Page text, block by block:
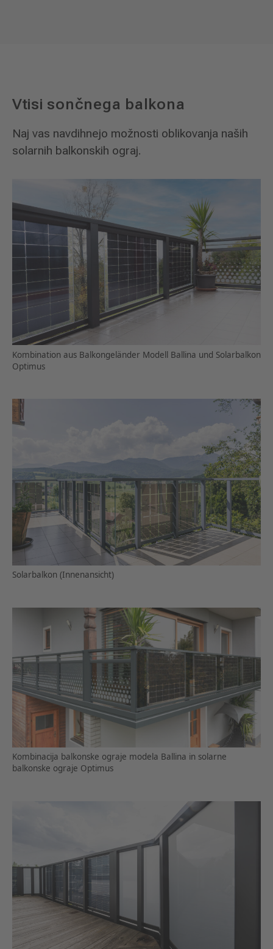
Vtisi sončnega balkona
Naj vas navdihnejo možnosti oblikovanja naših
solarnih balkonskih ograj.
Kombination aus Balkongeländer Modell Ballina und Solarbalkon
Optimus
Solarbalkon (Innenansicht)
Kombinacija balkonske ograje modela Ballina in solarne
balkonske ograje Optimus